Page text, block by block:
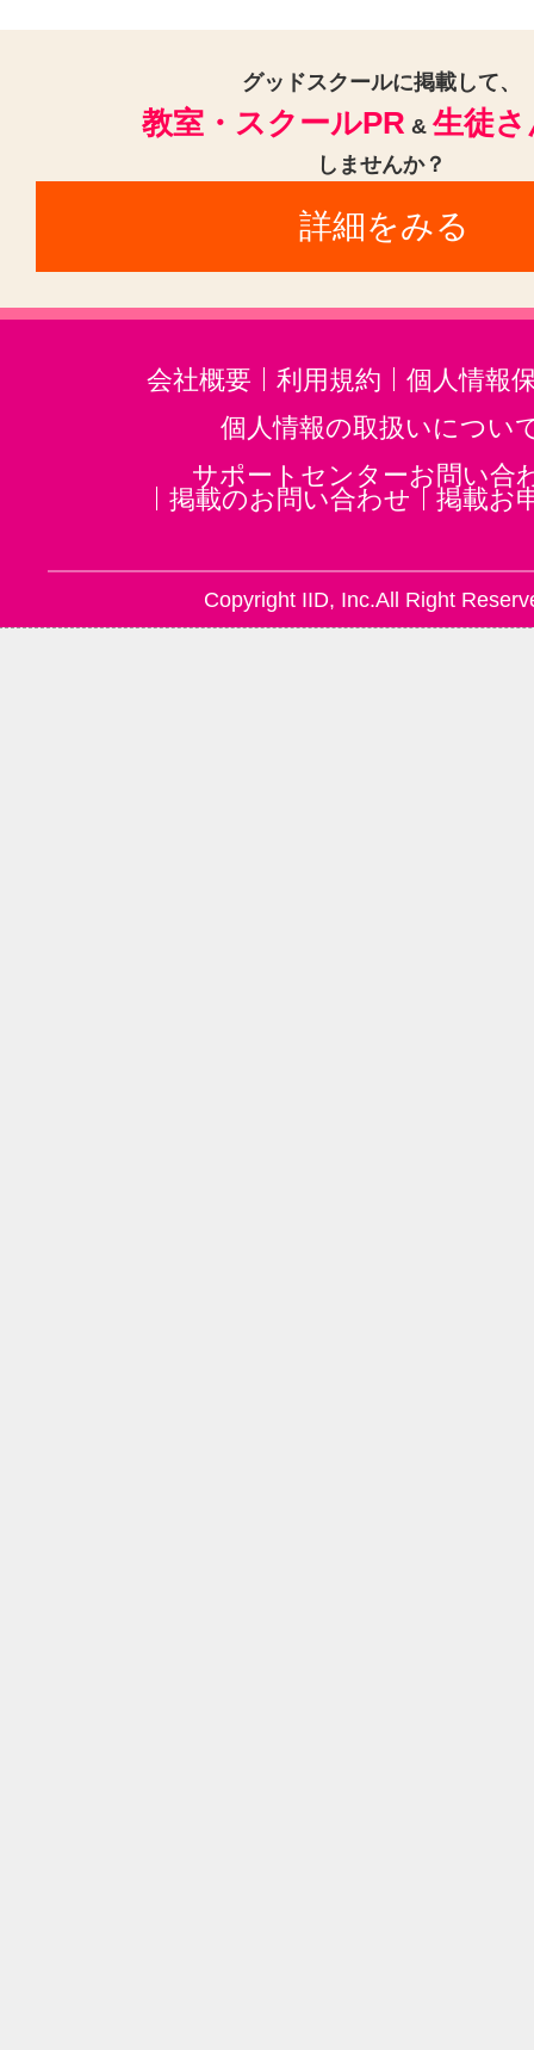
市ケ谷駅(市ヶ谷駅)(1)
西日暮
グッドスクールに掲載して、
教室・スクールPR & 生徒
しませんか？
詳細をみる
会社概要 利用規約
個人情報
個人情報の取扱いについ
サポートセンターお問い合
掲載のお問い合わせ
掲載お
Copyright IID, Inc.All Right